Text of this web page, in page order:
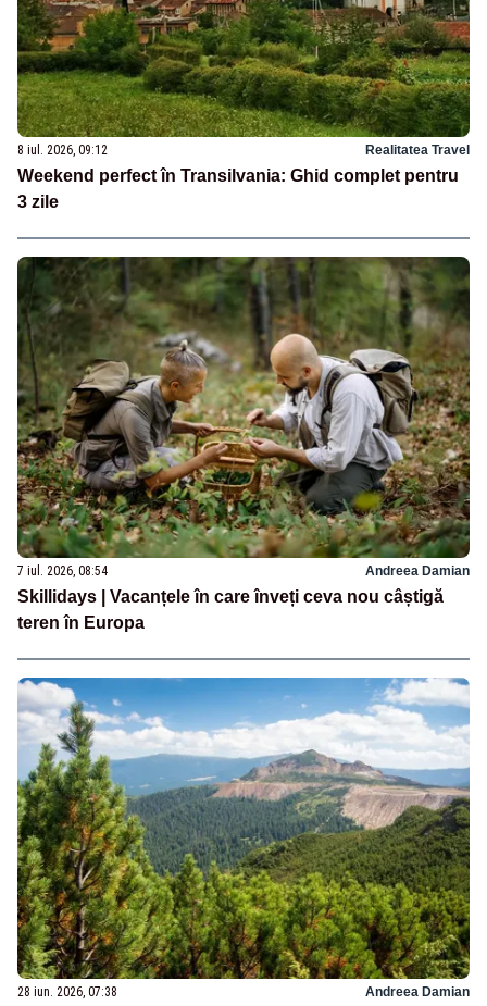
8 iul. 2026, 09:12 Realitatea Travel
Weekend perfect în Transilvania: Ghid complet pentru
3 zile
7 iul. 2026, 08:54 Andreea Damian
Skillidays | Vacanțele în care înveți ceva nou câștigă
teren în Europa
28 iun. 2026, 07:38 Andreea Damian